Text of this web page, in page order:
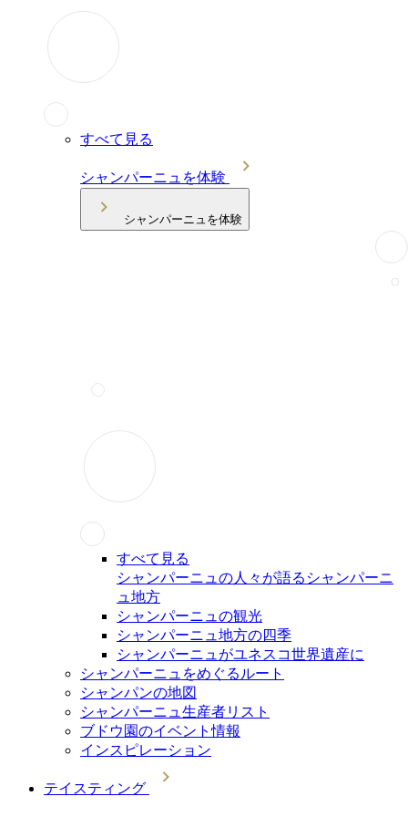
すべて見る
シャンパーニュを体験
シャンパーニュを体験
すべて見る
シャンパーニュの人々が語るシャンパーニ
ュ地方
シャンパーニュの観光
シャンパーニュ地方の四季
シャンパーニュがユネスコ世界遺産に
シャンパーニュをめぐるルート
シャンパンの地図
シャンパーニュ生産者リスト
ブドウ園のイベント情報
インスピレーション
テイスティング